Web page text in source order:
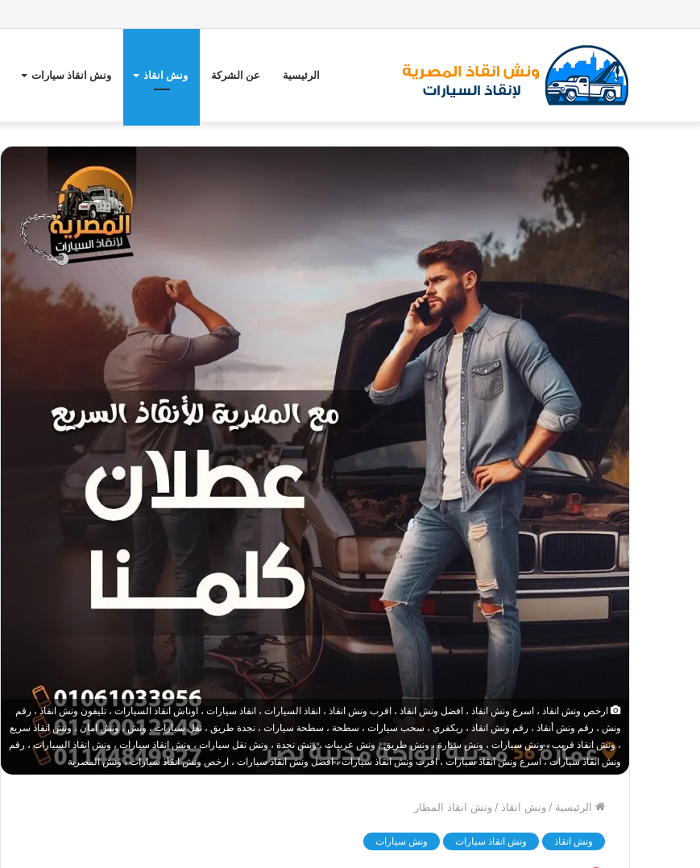
الرئيسية عن الشركة ونش انقاذ ونش انقاذ سيارات
ارخص ونش انقاذ ، اسرع ونش انقاذ ، افضل ونش انقاذ ، اقرب ونش انقاذ ، انقاذ السيارات ، انقاذ سيارات ، اوناش انقاذ السيارات ، تليفون ونش انقاذ ، رقم
ونش ، رقم ونش أنقاذ ، رقم ونش انقاذ ، ريكفري ، سحب سيارات ، سطحة ، سطحة سيارات ، نجدة طريق ، نقل سيارات ، ونش ، ونش امان ، ونش انقاذ سريع
، ونش انقاذ قريب ، ونش سيارات ، ونش سيارة ، ونش طريق ، ونش عربيات ، ونش نجدة ، ونش نقل سيارات ، ونش انقاذ سيارات ، ونش انقاذ السيارات ، رقم
ونش انقاذ سيارات ، اسرع ونش انقاذ سيارات ، اقرب ونش انقاذ سيارات ، افضل ونش انقاذ سيارات ، ارخص ونش انقاذ سيارات ، ونش المصرية
الرئيسية / ونش انقاذ / ونش انقاذ المطار
ونش انقاذ ونش انقاذ سيارات ونش سيارات